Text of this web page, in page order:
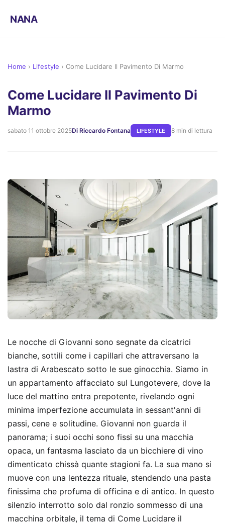
NANA
Home › Lifestyle › Come Lucidare Il Pavimento Di Marmo
Come Lucidare Il Pavimento Di
Marmo
sabato 11 ottobre 2025Di Riccardo Fontana LIFESTYLE 8 min di lettura
Le nocche di Giovanni sono segnate da cicatrici
bianche, sottili come i capillari che attraversano la
lastra di Arabescato sotto le sue ginocchia. Siamo in
un appartamento affacciato sul Lungotevere, dove la
luce del mattino entra prepotente, rivelando ogni
minima imperfezione accumulata in sessant'anni di
passi, cene e solitudine. Giovanni non guarda il
panorama; i suoi occhi sono fissi su una macchia
opaca, un fantasma lasciato da un bicchiere di vino
dimenticato chissà quante stagioni fa. La sua mano si
muove con una lentezza rituale, stendendo una pasta
finissima che profuma di officina e di antico. In questo
silenzio interrotto solo dal ronzio sommesso di una
macchina orbitale, il tema di Come Lucidare il